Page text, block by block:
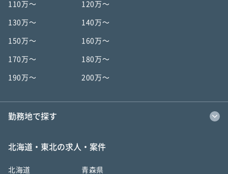
110万〜 120万〜
130万〜 140万〜
150万〜 160万〜
170万〜 180万〜
190万〜 200万〜
勤務地で探す
北海道・東北の求人・案件
北海道 青森県